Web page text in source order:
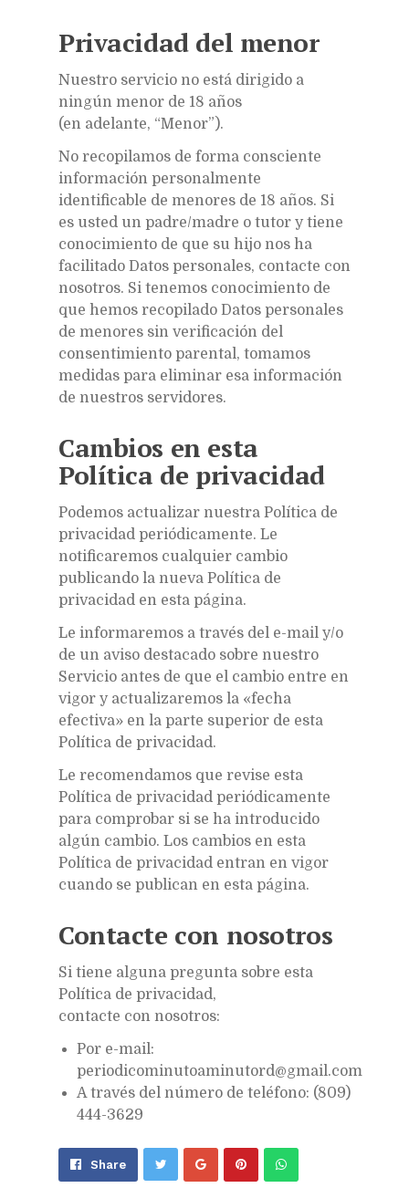
Privacidad del menor
Nuestro servicio no está dirigido a
ningún menor de 18 años
(en adelante, “Menor”).
No recopilamos de forma consciente
información personalmente
identificable de menores de 18 años. Si
es usted un padre/madre o tutor y tiene
conocimiento de que su hijo nos ha
facilitado Datos personales, contacte con
nosotros. Si tenemos conocimiento de
que hemos recopilado Datos personales
de menores sin verificación del
consentimiento parental, tomamos
medidas para eliminar esa información
de nuestros servidores.
Cambios en esta
Política de privacidad
Podemos actualizar nuestra Política de
privacidad periódicamente. Le
notificaremos cualquier cambio
publicando la nueva Política de
privacidad en esta página.
Le informaremos a través del e-mail y/o
de un aviso destacado sobre nuestro
Servicio antes de que el cambio entre en
vigor y actualizaremos la «fecha
efectiva» en la parte superior de esta
Política de privacidad.
Le recomendamos que revise esta
Política de privacidad periódicamente
para comprobar si se ha introducido
algún cambio. Los cambios en esta
Política de privacidad entran en vigor
cuando se publican en esta página.
Contacte con nosotros
Si tiene alguna pregunta sobre esta
Política de privacidad,
contacte con nosotros:
Por e-mail:
periodicominutoaminutord@gmail.com
A través del número de teléfono: (809)
444-3629
Share Share Pin Send